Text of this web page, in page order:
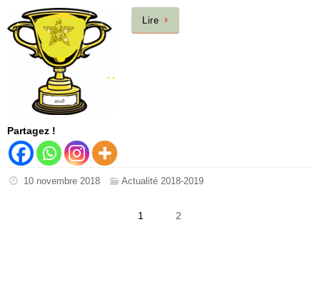
Lire
Partagez !
10 novembre 2018 Actualité 2018-2019
1 2